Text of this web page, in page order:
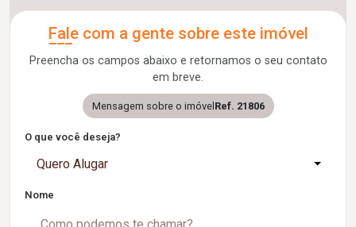
Fale com a gente sobre este imóvel
Preencha os campos abaixo e retornamos o seu contato
em breve.
Mensagem sobre o imóvelRef. 21806
O que você deseja?
Quero Alugar
Nome